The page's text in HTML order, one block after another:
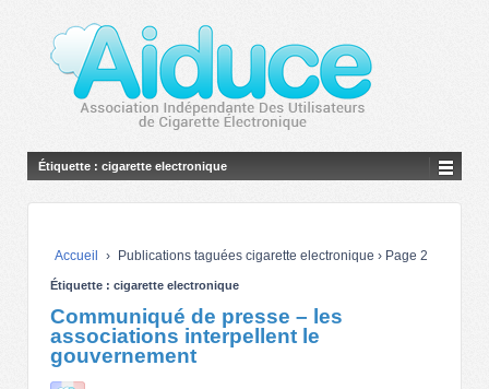
Étiquette : cigarette electronique
Accueil › Publications taguées cigarette electronique › Page 2
Étiquette : cigarette electronique
Communiqué de presse – les
associations interpellent le
gouvernement